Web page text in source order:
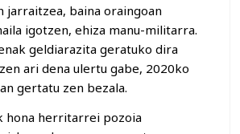
jarraitzea, baina oraingoan
igotzen, ehiza manu-militarra.
geldiarazita geratuko dira
ari dena ulertu gabe, 2020ko
gertatu zen bezala.
hona herritarrei pozoia